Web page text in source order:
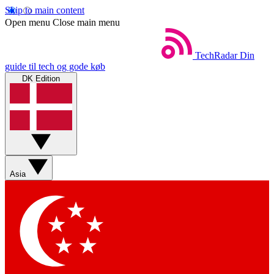
Skip to main content
Open menu Close main menu
TechRadar Din
guide til tech og gode køb
DK Edition
Asia